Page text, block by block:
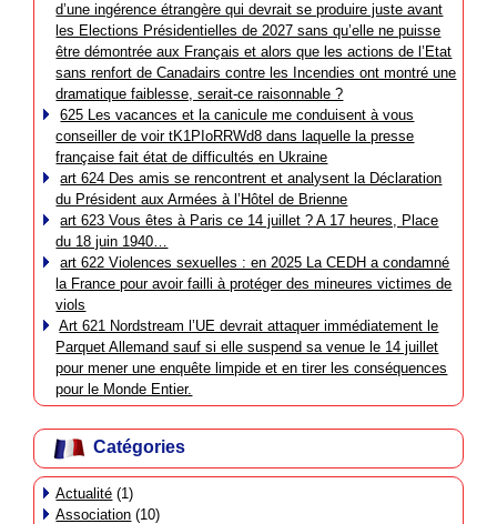
d’une ingérence étrangère qui devrait se produire juste avant
les Elections Présidentielles de 2027 sans qu’elle ne puisse
être démontrée aux Français et alors que les actions de l’Etat
sans renfort de Canadairs contre les Incendies ont montré une
dramatique faiblesse, serait-ce raisonnable ?
625 Les vacances et la canicule me conduisent à vous
conseiller de voir tK1PIoRRWd8 dans laquelle la presse
française fait état de difficultés en Ukraine
art 624 Des amis se rencontrent et analysent la Déclaration
du Président aux Armées à l’Hôtel de Brienne
art 623 Vous êtes à Paris ce 14 juillet ? A 17 heures, Place
du 18 juin 1940…
art 622 Violences sexuelles : en 2025 La CEDH a condamné
la France pour avoir failli à protéger des mineures victimes de
viols
Art 621 Nordstream l’UE devrait attaquer immédiatement le
Parquet Allemand sauf si elle suspend sa venue le 14 juillet
pour mener une enquête limpide et en tirer les conséquences
pour le Monde Entier.
Catégories
Actualité (1)
Association (10)